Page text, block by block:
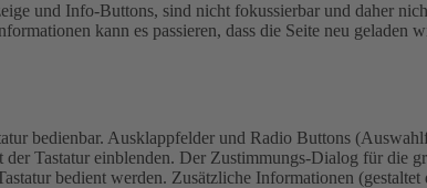
und Info-Buttons, sind nicht fokussierbar und daher
kann es passieren, dass die Seite neu
bedienbar. Ausklappfelder und Radio Buttons
Tastatur einblenden. Der Zustimmungs-Dialog für die
bedient werden. Zusätzliche Informationen